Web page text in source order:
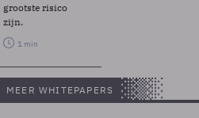
grootste risico
zijn.
1 min
MEER WHITEPAPERS